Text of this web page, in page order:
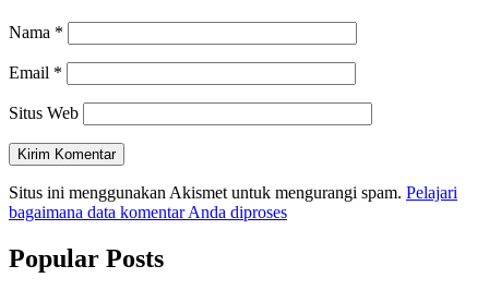
Nama *
Email *
Situs Web
Situs ini menggunakan Akismet untuk mengurangi spam. Pelajari
bagaimana data komentar Anda diproses
Popular Posts